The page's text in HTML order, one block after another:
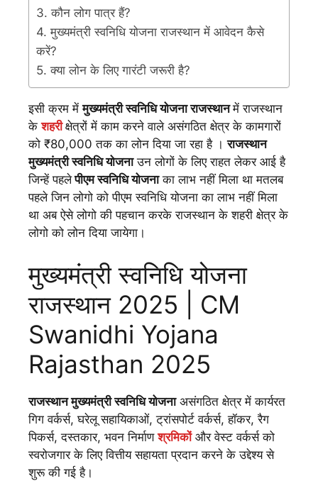
3. कौन लोग पात्र हैं?
4. मुख्यमंत्री स्वनिधि योजना राजस्थान में आवेदन कैसे
करें?
5. क्या लोन के लिए गारंटी जरूरी है?
इसी क्रम मेंमुख्यमंत्री स्वनिधि योजना राजस्थानमें राजस्थान
केशहरीक्षेत्रों में काम करने वाले असंगठित क्षेत्र के कामगारों
को ₹80,000 तक का लोन दिया जा रहा है ।राजस्थान
मुख्यमंत्री स्वनिधि योजनाउन लोगों के लिए राहत लेकर आई है
जिन्हें पहलेपीएम स्वनिधि योजनाका लाभ नहीं मिला था मतलब
पहले जिन लोगो को पीएम स्वनिधि योजना का लाभ नहीं मिला
था अब ऐसे लोगो की पहचान करके राजस्थान के शहरी क्षेत्र के
लोगो को लोन दिया जायेगा।
मुख्यमंत्री स्वनिधि योजना
राजस्थान 2025 | CM
Swanidhi Yojana
Rajasthan 2025
राजस्थान मुख्यमंत्री स्वनिधि योजनाअसंगठित क्षेत्र में कार्यरत
गिग वर्कर्स, घरेलू सहायिकाओं, ट्रांसपोर्ट वर्कर्स, हॉकर, रैग
पिकर्स, दस्तकार, भवन निर्माणश्रमिकों और वेस्ट वर्कर्स को
स्वरोजगार के लिए वित्तीय सहायता प्रदान करने के उद्देश्य से
शुरू की गई है।